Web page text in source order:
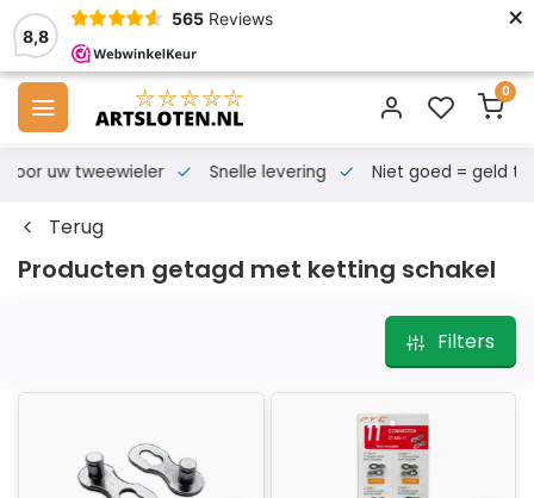
8,8
565 Reviews ×
0
voor uw tweewieler Snelle levering Niet goed = geld
Terug
Producten getagd met ketting schakel
Filters